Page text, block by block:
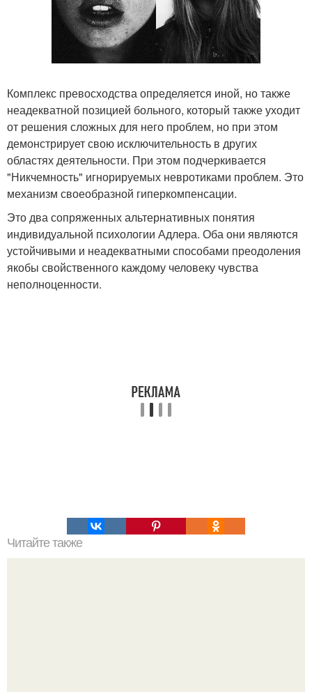
Комплекс превосходства определяется иной, но также
неадекватной позицией больного, который также уходит
от решения сложных для него проблем, но при этом
демонстрирует свою исключительность в других
областях деятельности. При этом подчеркивается
"Никчемность" игнорируемых невротиками проблем. Это
механизм своеобразной гиперкомпенсации.
Это два сопряженных альтернативных понятия
индивидуальной психологии Адлера. Оба они являются
устойчивыми и неадекватными способами преодоления
якобы свойственного каждому человеку чувства
неполноценности.
Читайте также